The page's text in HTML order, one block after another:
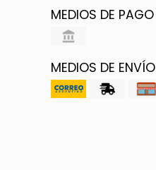
MEDIOS DE PAGO
MEDIOS DE ENVÍO